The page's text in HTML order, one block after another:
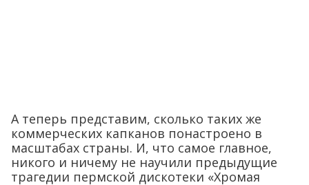
А теперь представим, сколько таких же
коммерческих капканов понастроено в
масштабах страны. И, что самое главное,
никого и ничему не научили предыдущие
трагедии пермской дискотеки «Хромая